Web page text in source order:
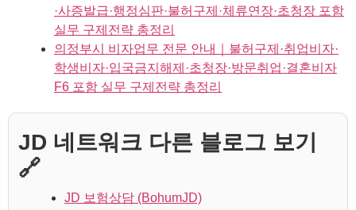
·사증발급·행정심판·불허구제·체류연장·초청장 포함
실무 구제전략 총정리
의정부시 비자업무 전문 안내｜불허구제·취업비자·
학생비자·입국금지해제·초청장·방문취업·결혼비자
F6 포함 실무 구제전략 총정리
JD 네트워크 다른 블로그 보기
🔗
JD 보험상담 (BohumJD)